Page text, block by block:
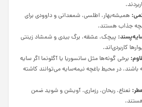
همیشه‌بهار، اطلسی، شمعدانی و داوودی برای
جذاب هستند.
پیچک، عشقه، برگ بیدی و شمشاد زینتی
کاربردی‌اند.
برخی گونه‌ها مثل سانسوریا یا آگلونما اگر سایه
در محیط باغچه نیمه‌سایه می‌توانند کاشته
نعناع، ریحان، رزماری، آویشن و شوید ضمن